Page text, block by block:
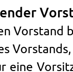
Vor­stand
Vor­stands,
eine